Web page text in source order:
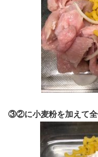
③②に小麦粉を加えて全